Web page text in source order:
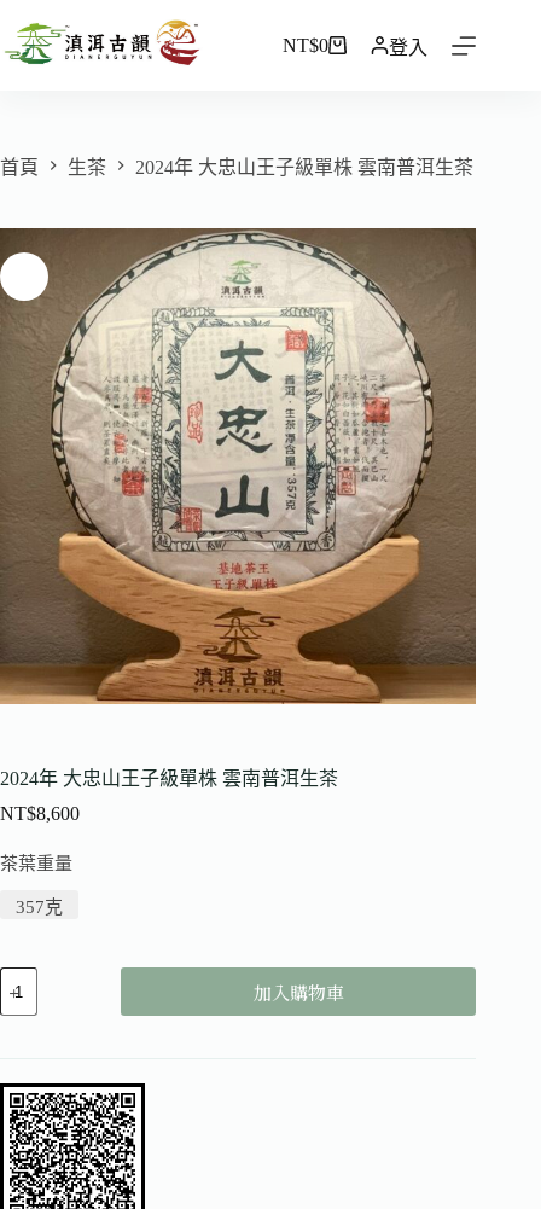
NT$0 登入
首頁 生茶 2024年 大忠山王子級單株 雲南普洱生茶
2024年 大忠山王子級單株 雲南普洱生茶
NT$8,600
茶葉重量
357克
加入購物車